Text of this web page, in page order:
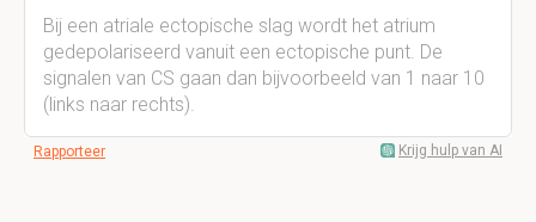
Bij een atriale ectopische slag wordt het atrium
gedepolariseerd vanuit een ectopische punt. De
signalen van CS gaan dan bijvoorbeeld van 1 naar 10
(links naar rechts).
Rapporteer Krijg hulp van AI